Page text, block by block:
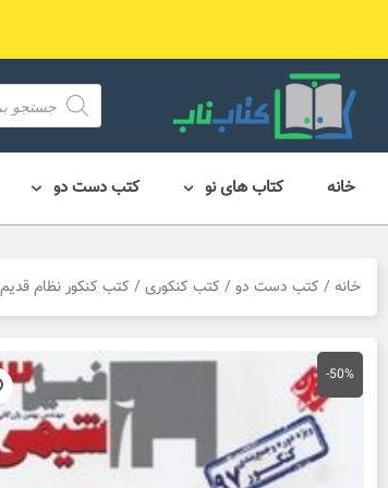
محتوا
محصول
search
خانه کتاب های نو کتب دست دو
خانه / کتب دست دو / کتب کنکوری / کتب کنکور نظام قدیم
-50%